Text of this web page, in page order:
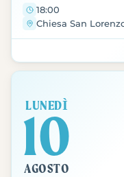
18:00
Chiesa San
LUNEDÌ
10
AGOSTO